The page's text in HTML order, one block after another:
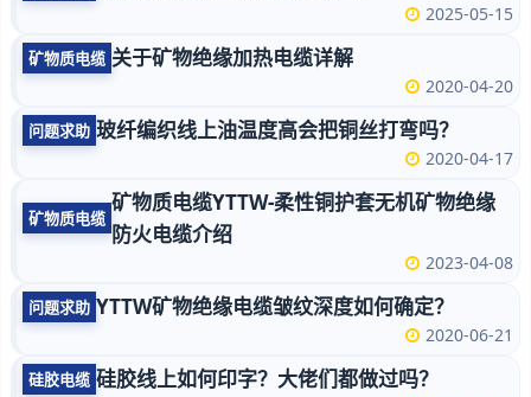
2025-05-15
矿物质电缆 关于矿物绝缘加热电缆详解
2020-04-20
问题求助 玻纤编织线上油温度高会把铜丝打弯吗？
2020-04-17
矿物质电缆
矿物质电缆YTTW-柔性铜护套无机矿物绝缘
防火电缆介绍
2023-04-08
问题求助 YTTW矿物绝缘电缆皱纹深度如何确定？
2020-06-21
硅胶电缆 硅胶线上如何印字？大佬们都做过吗？